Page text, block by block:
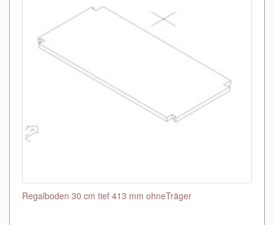
Regalboden 30 cm tief 413 mm ohneTräger